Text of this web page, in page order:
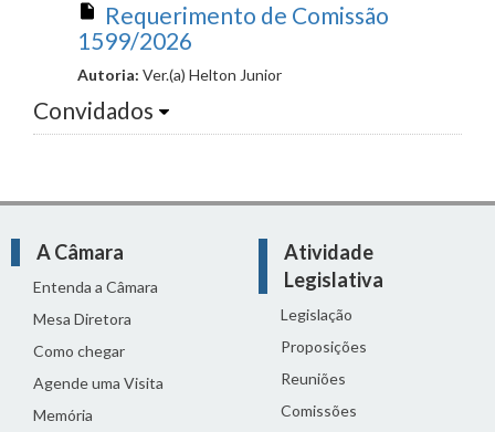
Requerimento de Comissão
1599/2026
Autoria: Ver.(a) Helton Junior
Convidados
A Câmara
Entenda a Câmara
Mesa Diretora
Como chegar
Agende uma Visita
Memória
Atividade
Legislativa
Legislação
Proposições
Reuniões
Comissões